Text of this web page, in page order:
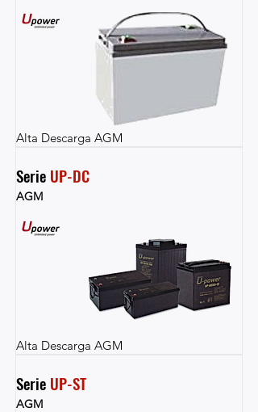
Alta Descarga AGM
Serie UP-DC
AGM
Alta Descarga AGM
Serie UP-ST
AGM